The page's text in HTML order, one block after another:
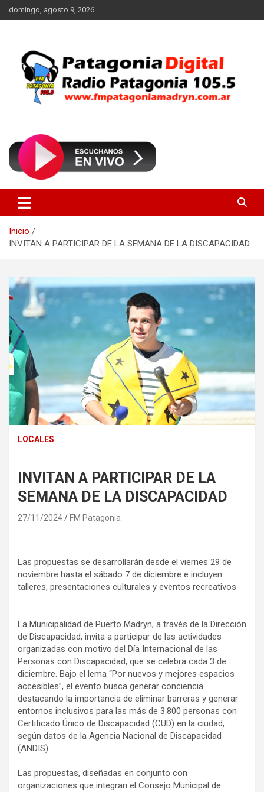
Saltar
al
domingo, agosto 9, 2026
FM Patagonia Madryn
Inicio
INVITAN A PARTICIPAR DE LA SEMANA DE LA DISCAPACIDAD
LOCALES
INVITAN A PARTICIPAR DE LA
SEMANA DE LA DISCAPACIDAD
27/11/2024 FM Patagonia
Las propuestas se desarrollarán desde el viernes 29 de
noviembre hasta el sábado 7 de diciembre e incluyen
talleres, presentaciones culturales y eventos recreativos
La Municipalidad de Puerto Madryn, a través de la Dirección
de Discapacidad, invita a participar de las actividades
organizadas con motivo del Día Internacional de las
Personas con Discapacidad, que se celebra cada 3 de
diciembre. Bajo el lema “Por nuevos y mejores espacios
accesibles”, el evento busca generar conciencia
destacando la importancia de eliminar barreras y generar
entornos inclusivos para las más de 3.800 personas con
Certificado Único de Discapacidad (CUD) en la ciudad,
según datos de la Agencia Nacional de Discapacidad
(ANDIS).
Las propuestas, diseñadas en conjunto con
organizaciones que integran el Consejo Municipal de